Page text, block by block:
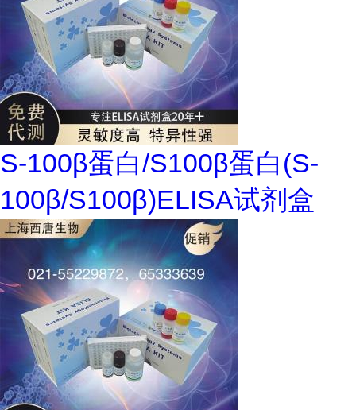
S-100β蛋白/S100β蛋白(S-
100β/S100β)ELISA试剂盒